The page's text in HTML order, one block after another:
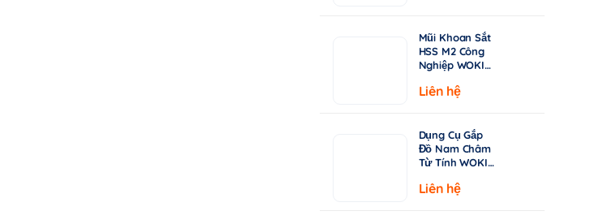
Cứng
Mũi Khoan Sắt
HSS M2 Công
Nghiệp WOKIN
| Tiêu Chuẩn
Liên hệ
Dụng Cụ Gắp
Đồ Nam Châm
Từ Tính WOKIN
Rút Dài 130-
Liên hệ